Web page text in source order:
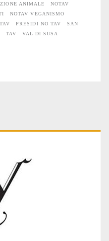
ANIMALE
NOTAV
NOTAV VEGANISMO
PRESIDI NO TAV
SAN
TAV
VAL DI SUSA